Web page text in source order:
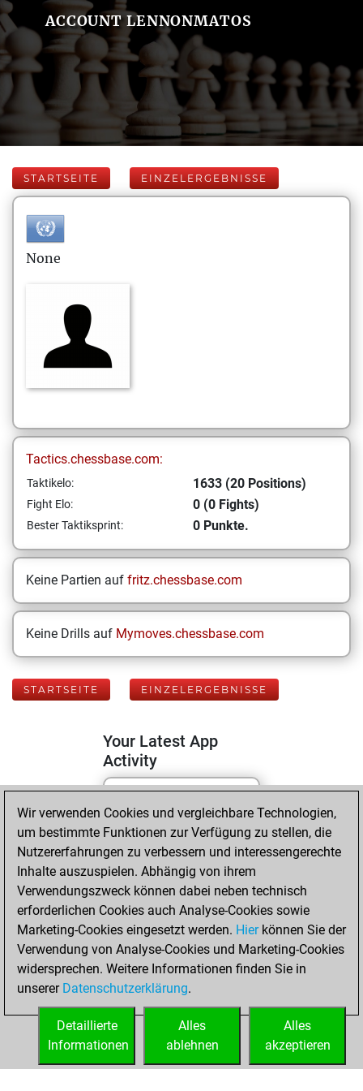
ACCOUNT LENNONMATOS
STARTSEITE EINZELERGEBNISSE
None
Tactics.chessbase.com:
Taktikelo: 1633 (20 Positions)
Fight Elo: 0 (0 Fights)
Bester Taktiksprint: 0 Punkte.
Keine Partien auf fritz.chessbase.com
Keine Drills auf Mymoves.chessbase.com
STARTSEITE EINZELERGEBNISSE
Your Latest App
Activity
Mittwoch, April
29, 2026
You totalled 20
tactics positions
Tactics
You
solved 12 tactics
positions
You achieved
tactics positions
Wir verwenden Cookies und vergleichbare Technologien,
um bestimmte Funktionen zur Verfügung zu stellen, die
Nutzererfahrungen zu verbessern und interessengerechte
Inhalte auszuspielen. Abhängig von ihrem
Verwendungszweck können dabei neben technisch
erforderlichen Cookies auch Analyse-Cookies sowie
Marketing-Cookies eingesetzt werden. Hierkönnen Sie der
Verwendung von Analyse-Cookies und Marketing-Cookies
widersprechen. Weitere Informationen finden Sie in
unserer Datenschutzerklärung.
Alles
akzeptieren
Alles
ablehnen
Detaillierte
Informationen